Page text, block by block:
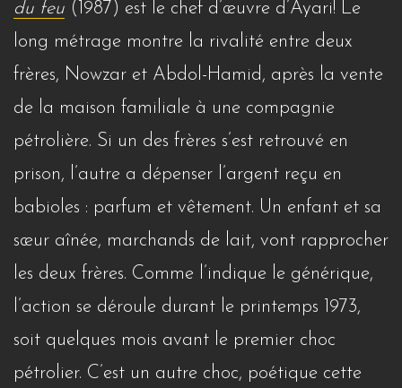
du feu (1987) est le chef d’œuvre d’Ayari! Le
long métrage montre la rivalité entre deux
frères, Nowzar et Abdol-Hamid, après la vente
de la maison familiale à une compagnie
pétrolière. Si un des frères s’est retrouvé en
prison, l’autre a dépenser l’argent reçu en
babioles : parfum et vêtement. Un enfant et sa
sœur aînée, marchands de lait, vont rapprocher
les deux frères. Comme l’indique le générique,
l’action se déroule durant le printemps 1973,
soit quelques mois avant le premier choc
pétrolier. C’est un autre choc, poétique cette